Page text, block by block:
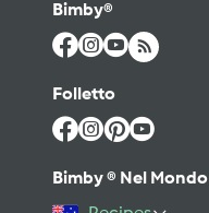
Bimby®
Folletto
Bimby ® Nel Mondo